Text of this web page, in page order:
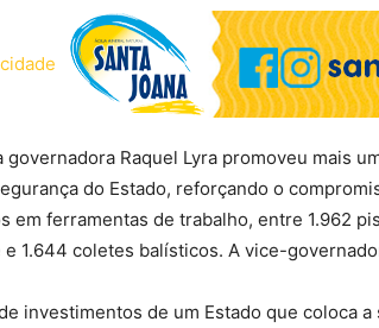
Raquel Lyra promoveu mais
do Estado, reforçando o
em ferramentas de trabalho, entre 1.962
1.644 coletes balísticos. A vice-
investimentos de um Estado que coloca